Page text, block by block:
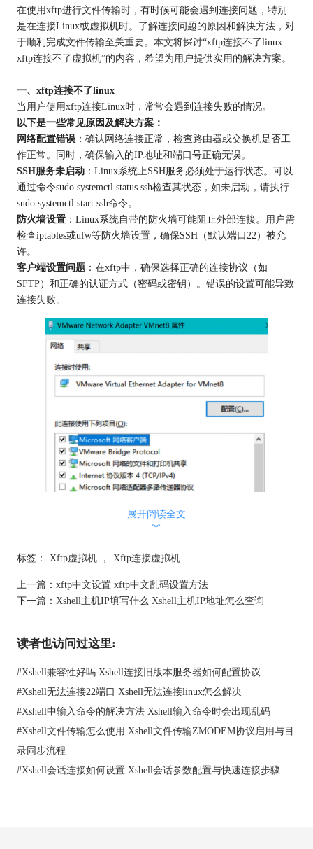
在使用xftp进行文件传输时，有时候可能会遇到连接问题，特别
是在连接Linux或虚拟机时。了解连接问题的原因和解决方法，对
于顺利完成文件传输至关重要。本文将探讨“xftp连接不了linux
xftp连接不了虚拟机”的内容，希望为用户提供实用的解决方案。
一、xftp连接不了linux
当用户使用xftp连接Linux时，常常会遇到连接失败的情况。
以下是一些常见原因及解决方案：
网络配置错误：确认网络连接正常，检查路由器或交换机是否工
作正常。同时，确保输入的IP地址和端口号正确无误。
SSH服务未启动：Linux系统上SSH服务必须处于运行状态。可以
通过命令sudo systemctl status ssh检查其状态，如未启动，请执行
sudo systemctl start ssh命令。
防火墙设置：Linux系统自带的防火墙可能阻止外部连接。用户需
检查iptables或ufw等防火墙设置，确保SSH（默认端口22）被允
许。
客户端设置问题：在xftp中，确保选择正确的连接协议（如
SFTP）和正确的认证方式（密码或密钥）。错误的设置可能导致
连接失败。
图1：客户端设置
二、linux xftp连接不了虚拟机
置有关。
虚拟机网络设置：检查虚拟机的网络设置，确保其网络适配器配
置为桥接模式或NAT模式，以便与宿主机网络通信。
SSH服务状态
：确保Linux虚拟机上已启动SSH服务。可以通过命
行sudo service ssh start。
IP地址获取：在Linux虚拟机中，使用命令ifconfig或ip addr查看其
IP地址。确保该IP地址与xftp中设置的目标地址一致。
展开阅读全文
︾
标签： Xftp虚拟机 ， Xftp连接虚拟机
上一篇： xftp中文设置 xftp中文乱码设置方法
下一篇： Xshell主机IP填写什么 Xshell主机IP地址怎么查询
读者也访问过这里:
#Xshell兼容性好吗 Xshell连接旧版本服务器如何配置协议
#Xshell无法连接22端口 Xshell无法连接linux怎么解决
#Xshell中输入命令的解决方法 Xshell输入命令时会出现乱码
#Xshell文件传输怎么使用 Xshell文件传输ZMODEM协议启用与目
录同步流程
#Xshell会话连接如何设置 Xshell会话参数配置与快速连接步骤